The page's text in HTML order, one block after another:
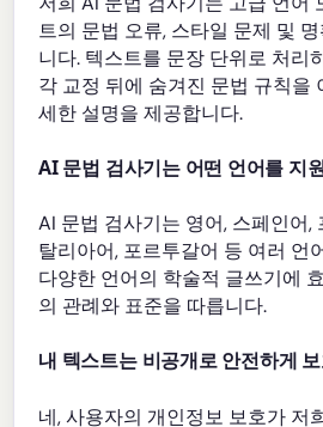
트의 문법 오류, 스타일 문제 및
니다. 텍스트를 문장 단위로 처리
각 교정 뒤에 숨겨진 문법 규칙을
세한 설명을 제공합니다.
AI 문법 검사기는 어떤 언어를 지
AI 문법 검사기는 영어, 스페인어,
탈리아어, 포르투갈어 등 여러 언
다양한 언어의 학술적 글쓰기에
의 관례와 표준을 따릅니다.
내 텍스트는 비공개로 안전하게
네, 사용자의 개인정보 보호가 저